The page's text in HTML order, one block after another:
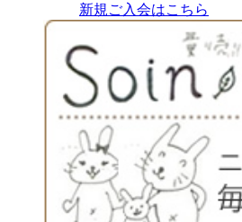
新規ご入会はこちら